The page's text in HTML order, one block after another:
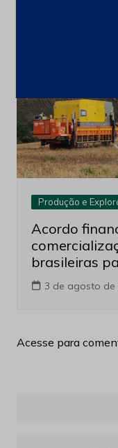
Produção e
Acordo
brasileiras
3 de agosto de
Acesse para